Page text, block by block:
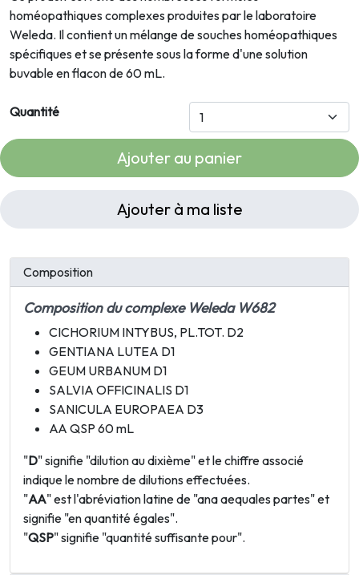
homéopathiques complexes produites par le laboratoire
Weleda. Il contient un mélange de souches homéopathiques
spécifiques et se présente sous la forme d'une solution
buvable en flacon de 60 mL.
Quantité
Ajouter au panier
Ajouter à ma liste
Composition
Composition du complexe Weleda W682
CICHORIUM INTYBUS, PL.TOT. D2
GENTIANA LUTEA D1
GEUM URBANUM D1
SALVIA OFFICINALIS D1
SANICULA EUROPAEA D3
AA QSP 60 mL
"D" signifie "dilution au dixième" et le chiffre associé
indique le nombre de dilutions effectuées.
"AA" est l'abréviation latine de "ana aequales partes" et
signifie "en quantité égales".
"QSP" signifie "quantité suffisante pour".